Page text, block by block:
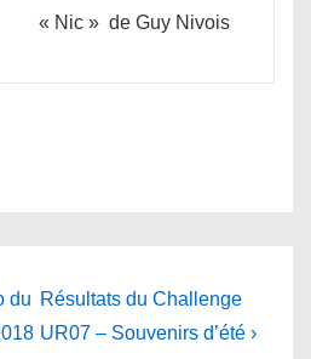
« Nic » de Guy Nivois
du Next
Post
Résultats du Challenge
UR07 – Souvenirs d’été ›